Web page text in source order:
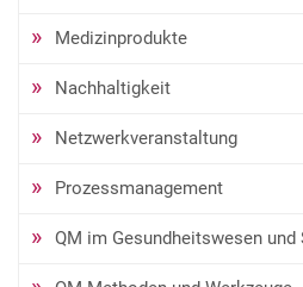
Medizinprodukte
Nachhaltigkeit
Netzwerkveranstaltung
Prozessmanagement
QM im Gesundheitswesen und